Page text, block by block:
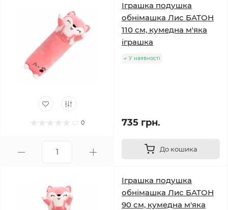
0
Іграшка подушка
обнімашка Лис БАТОН
110 см, кумедна м'яка
іграшка
У наявності
735 грн.
До кошика
Іграшка подушка
обнімашка Лис БАТОН
90 см, кумедна м'яка